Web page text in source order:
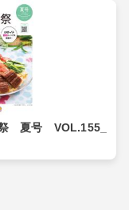
夏号 VOL.155_